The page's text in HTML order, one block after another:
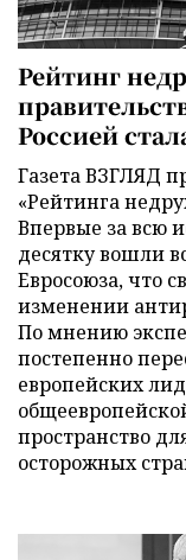
Рейтинг
Россией
Газета ВЗГЛЯД
«Рейтинга
Впервые за всю
десятку вошли
Евросоюза, что
изменении
По мнению
постепенно
европейских
пространство
осторожных